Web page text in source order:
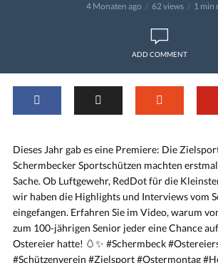
4 Monaten ago 62 views 1 min
ADD COMMENT
Dieses Jahr gab es eine Premiere: Die
Schermbecker Sportschützen machten
Sache. Ob Luftgewehr, RedDot für die
wir haben die Highlights und Interviews vom
eingefangen. Erfahren Sie im Video, warum
zum 100-jährigen Senior jeder eine Chance
Ostereier hatte! 🥚✨ #Schermbeck
#Schützenverein #Zielsport #Ostermontag